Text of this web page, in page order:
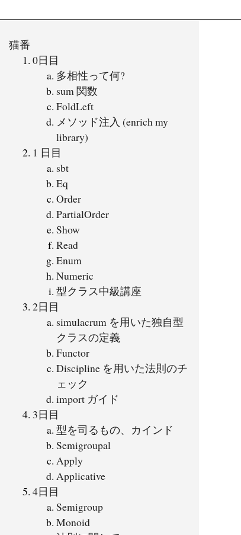
猫番
0日目
多相性って何?
sum 関数
FoldLeft
メソッド注入 (enrich my
library)
1 日目
sbt
Eq
Order
PartialOrder
Show
Read
Enum
Numeric
型クラス中級講座
2日目
simulacrum を用いた独自型
クラスの定義
Functor
Discipline を用いた法則のチ
ェック
import ガイド
3日目
型を司るもの、カインド
Semigroupal
Apply
Applicative
4日目
Semigroup
Monoid